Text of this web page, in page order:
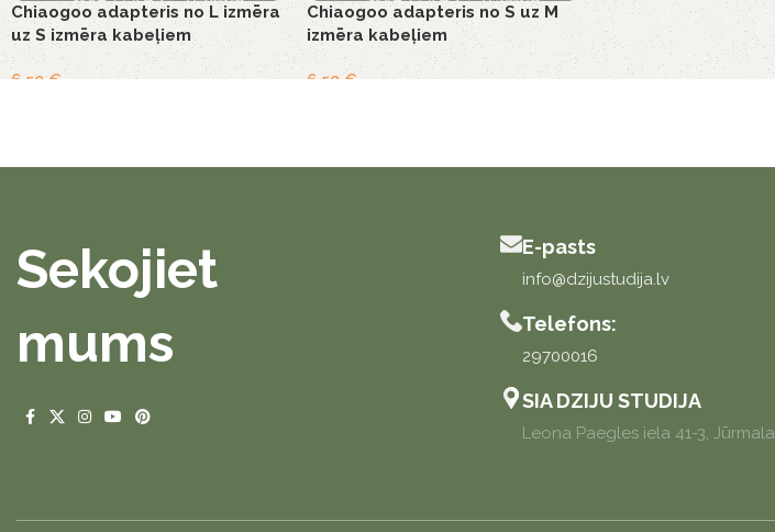
Chiaogoo adapteris no L izmēra
uz S izmēra kabeļiem
6,50€
Chiaogoo adapteris no S uz M
izmēra kabeļiem
6,50€
Sekojiet
mums
E-pasts
info@dzijustudija.lv
Telefons:
29700016
SIA DZIJU STUDIJA
Leona Paegles iela 41-3, Jūrmala